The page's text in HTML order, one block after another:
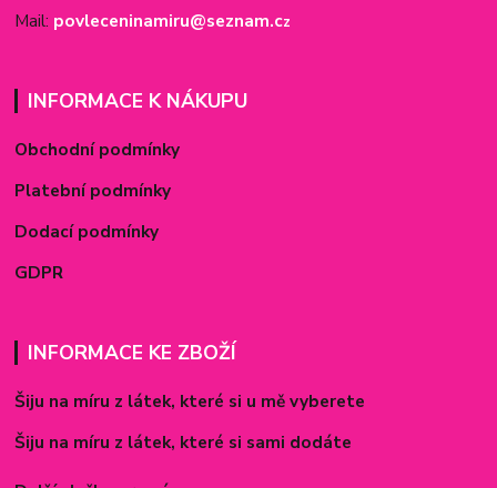
Mail: povleceninamiru@seznam.cz
INFORMACE K NÁKUPU
Obchodní podmínky
Platební podmínky
Dodací podmínky
GDPR
INFORMACE KE ZBOŽÍ
Šiju na míru z látek, které si u mě vyberete
Šiju na míru z látek, které si sami dodáte